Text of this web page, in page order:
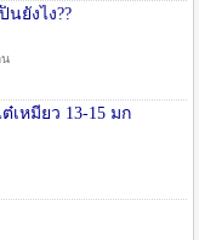
ยังไง??
น
เหมี่ยว 13-15 มก